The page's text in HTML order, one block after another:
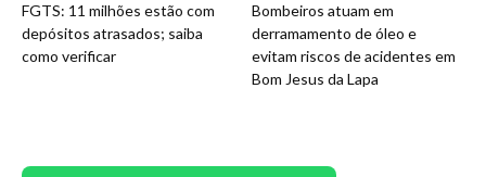
FGTS: 11 milhões estão com
depósitos atrasados; saiba
como verificar
Bombeiros atuam em
derramamento de óleo e
evitam riscos de acidentes em
Bom Jesus da Lapa